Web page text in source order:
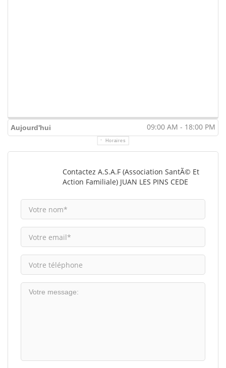
Aujourd'hui 09:00 AM - 18:00 PM
Horaires
Contactez A.S.A.F (Association SantÃ© Et
Action Familiale) JUAN LES PINS CEDE